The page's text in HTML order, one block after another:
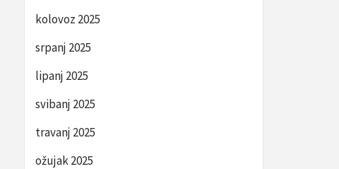
kolovoz 2025
srpanj 2025
lipanj 2025
svibanj 2025
travanj 2025
ožujak 2025